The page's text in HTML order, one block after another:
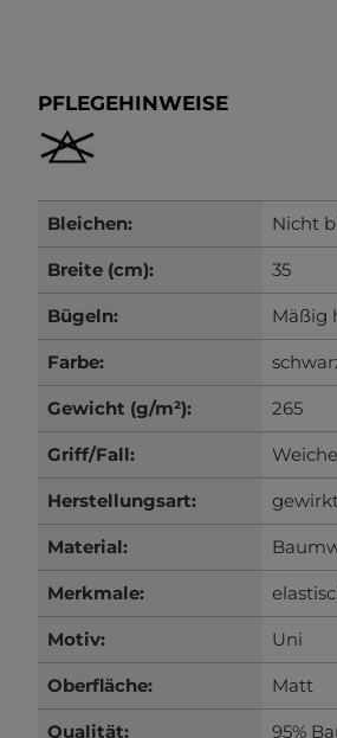
PFLEGEHINWEISE
Bleichen: Nicht
Breite (cm): 35
Bügeln: Mäßig
Farbe:
Gewicht (g/m²): 265
Griff/Fall:
Herstellungsart:
Material:
Merkmale:
Motiv: Uni
Oberfläche: Matt
Qualität: 95%